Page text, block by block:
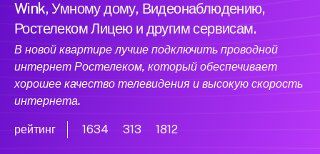
Wink, Умному дому, Видеонаблюдению,
Ростелеком Лицею и другим сервисам.
В новой квартире лучше подключить проводной
интернет Ростелеком, который обеспечивает
хорошее качество телевидения и высокую скорость
интернета.
рейтинг 1634 313 1812